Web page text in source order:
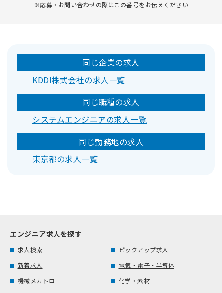
※応募・お問い合わせの際はこの番号をお伝えください
同じ企業の求人
KDDI株式会社の求人一覧
同じ職種の求人
システムエンジニアの求人一覧
同じ勤務地の求人
東京都の求人一覧
エンジニア求人を探す
求人検索
ピックアップ求人
新着求人
電気・電子・半導体
機械メカトロ
化学・素材